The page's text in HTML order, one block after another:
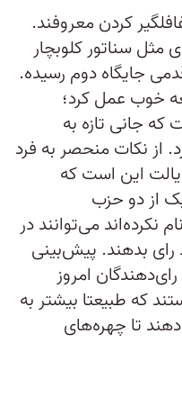
کردن معروفند.
سناتور کلوبچار
جایگاه دوم رسیده.
خوب عمل کرد؛
که جانی تازه به
از نکات منحصر به فرد
این است که
از دو حزب
می‌توانند در
رای بدهند. پیش‌بینی
۴۰ درصد از رای‌دهندگان امروز
که طبیعتا بیشتر به
تا چهره‌های